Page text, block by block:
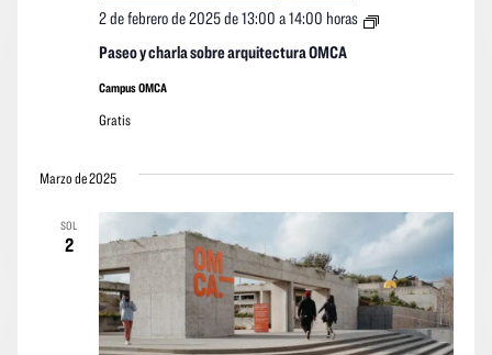
Paseo y charla sobre arquitectura OMCA
2 de febrero de 2025 de 13:00 a14:00 horas
Paseo
Campus OMCA
Gratis
Marzo de 2025
SOL
2